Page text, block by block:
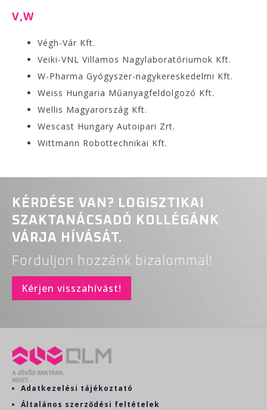
V,W
Végh-Vár Kft.
Veiki-VNL Villamos Nagylaboratóriumok Kft.
W-Pharma Gyógyszer-nagykereskedelmi Kft.
Weiss Hungaria Műanyagfeldolgozó Kft.
Wellis Magyarország Kft.
Wescast Hungary Autoipari Zrt.
Wittmann Robottechnikai Kft.
KÉRDÉSE VAN? LOGISZTIKAI
SZAKTANÁCSADÓ KOLLÉGÁNK
VÁRJA HÍVÁSÁT.
Forduljon hozzánk bizalommal!
Kérjen visszahívást!
Adatkezelési tájékoztató
Általános szerződési feltételek